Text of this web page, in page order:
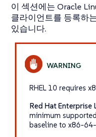
이 섹션에는 Oracle
클라이언트를 등록하
있습니다.
RHEL 10 requires
Red Hat Enterprise
minimum
baseline to x86-